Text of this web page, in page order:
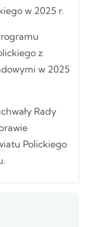
w 2025 r.
z
w 2025
Rady
Polickiego